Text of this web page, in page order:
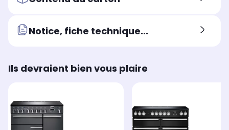
Notice, fiche technique...
Ils devraient bien vous plaire